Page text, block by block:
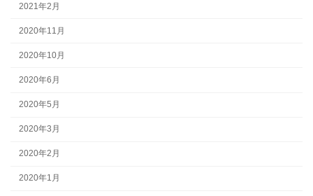
2021年2月
2020年11月
2020年10月
2020年6月
2020年5月
2020年3月
2020年2月
2020年1月